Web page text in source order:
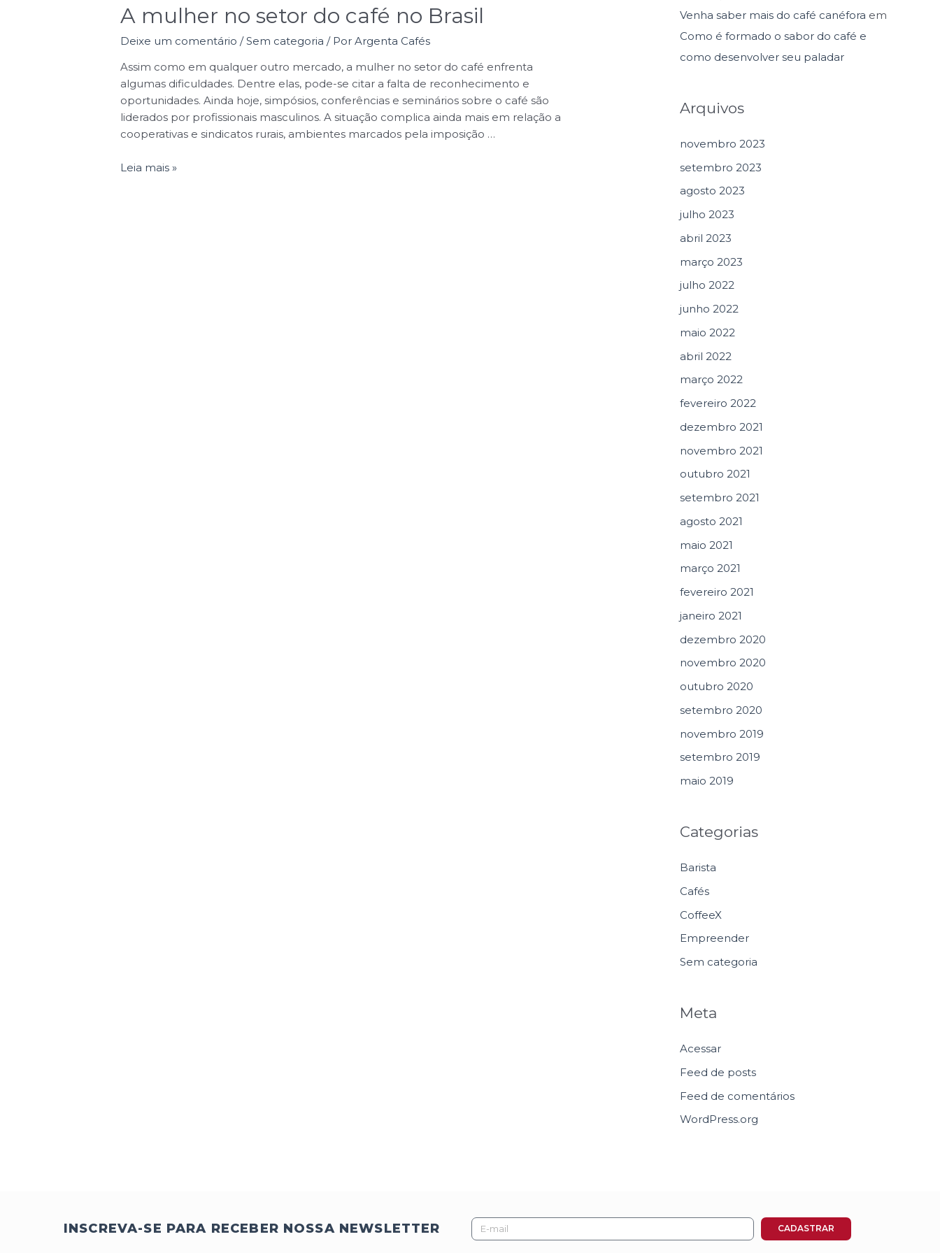
A mulher no setor do café no Brasil
Deixe um comentário /Sem categoria / PorArgenta Cafés
Assim como em qualquer outro mercado, a mulher no setor do café enfrenta
algumas dificuldades. Dentre elas, pode-se citar a falta de reconhecimento e
oportunidades. Ainda hoje, simpósios, conferências e seminários sobre o café são
liderados por profissionais masculinos. A situação complica ainda mais em relação a
cooperativas e sindicatos rurais, ambientes marcados pela imposição …
Leia mais »
Venha saber mais do café canéfora em
Como é formado o sabor do café e
como desenvolver seu paladar
Arquivos
novembro 2023
setembro 2023
agosto 2023
julho 2023
abril 2023
março 2023
julho 2022
junho 2022
maio 2022
abril 2022
março 2022
fevereiro 2022
dezembro 2021
novembro 2021
outubro 2021
setembro 2021
agosto 2021
maio 2021
março 2021
fevereiro 2021
janeiro 2021
dezembro 2020
novembro 2020
outubro 2020
setembro 2020
novembro 2019
setembro 2019
maio 2019
Categorias
Barista
Cafés
CoffeeX
Empreender
Sem categoria
Meta
Acessar
Feed de posts
Feed de comentários
WordPress.org
INSCREVA-SE PARA RECEBER NOSSA NEWSLETTER
E-
mail
CADASTRAR